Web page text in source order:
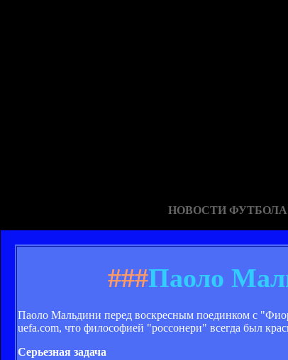
НОВОСТИ ФУТБОЛА
###Паоло
Паоло Мальдини перед воскресным поединком с
uefa.com, что философией "россонери" всегда был
Серьезная задача